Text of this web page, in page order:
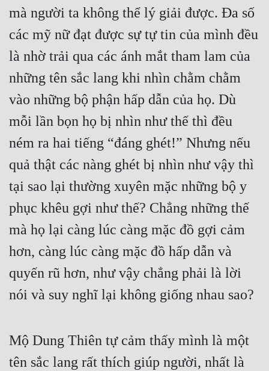
Dị Giới
Dị Năng
Gia Đấu
Góc Nhìn Nam
Huyền Nghi
Huyền Ảo
Hài Hước
Hệ Thống
Học Đường
Khoa Huyễn
Khoa Huyễn Không Gian
Kiếm Hiệp
mà người ta không thể lý giải được. Đa số
các mỹ nữ đạt được sự tự tin của mình đều
là nhờ trải qua các ánh mắt tham lam của
những tên sắc lang khi nhìn chằm chằm
vào những bộ phận hấp dẫn của họ. Dù
mỗi lần bọn họ bị nhìn như thế thì đều
ném ra hai tiếng “đáng ghét!” Nhưng nếu
quả thật các nàng ghét bị nhìn như vậy thì
tại sao lại thường xuyên mặc những bộ y
phục khêu gợi như thế? Chẳng những thế
mà họ lại càng lúc càng mặc đồ gợi cảm
hơn, càng lúc càng mặc đồ hấp dẫn và
quyến rũ hơn, như vậy chẳng phải là lời
nói và suy nghĩ lại không giống nhau sao?
Mộ Dung Thiên tự cảm thấy mình là một
tên sắc lang rất thích giúp người, nhất là